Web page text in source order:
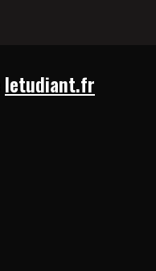
letudiant.fr